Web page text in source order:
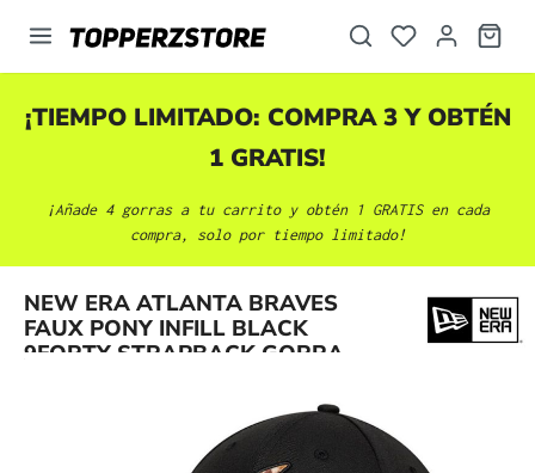
principal
¡TIEMPO LIMITADO: COMPRA 3 Y OBTÉN
1 GRATIS!
¡Añade 4 gorras a tu carrito y obtén 1 GRATIS en cada
compra, solo por tiempo limitado!
NEW ERA ATLANTA BRAVES
FAUX PONY INFILL BLACK
9FORTY STRAPBACK GORRA